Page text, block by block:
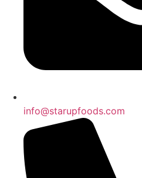
info@starupfoods.com